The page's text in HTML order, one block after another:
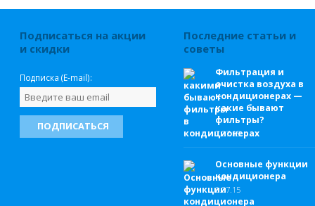
Подписаться на акции
и скидки
Подписка (E-mail):
Последние статьи и
советы
Фильтрация и
очистка воздуха в
кондиционерах —
какие бывают
фильтры?
7.07.15
Основные функции
кондиционера
6.07.15